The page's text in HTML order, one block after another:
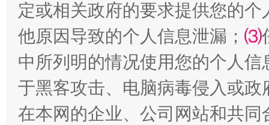
定或相关政府的要求提供您的个
他原因导致的个人信息泄漏； ⑶
中所列明的情况使用您的个人
于黑客攻击、电脑病毒侵入或
在本网的企业、公司网站和共